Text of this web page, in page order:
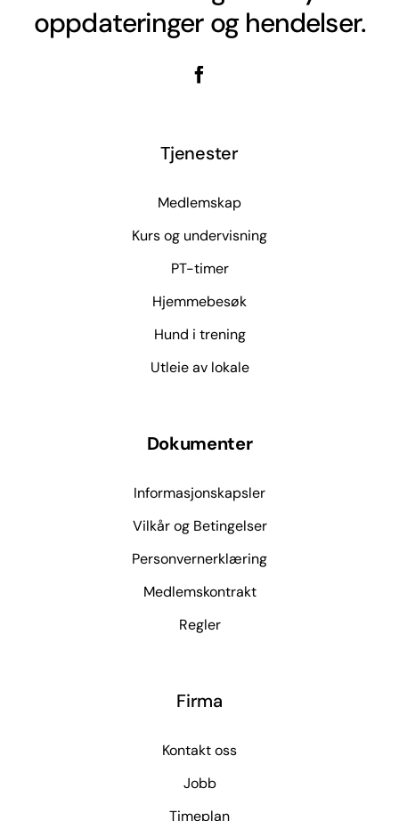
oppdateringer og hendelser.
Tjenester
Medlemskap
Kurs og undervisning
PT-timer
Hjemmebesøk
Hund i trening
Utleie av lokale
Dokumenter
Informasjonskapsler
Vilkår og Betingelser
Personvernerklæring
Medlemskontrakt
Regler
Firma
Kontakt oss
Jobb
Timeplan